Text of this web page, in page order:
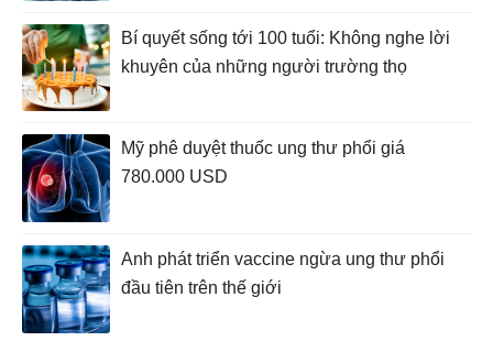
Bí quyết sống tới 100 tuổi: Không nghe lời
khuyên của những người trường thọ
Mỹ phê duyệt thuốc ung thư phổi giá
780.000 USD
Anh phát triển vaccine ngừa ung thư phổi
đầu tiên trên thế giới